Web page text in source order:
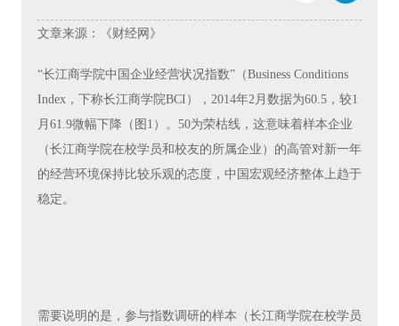
文章来源：《财经网》
“长江商学院中国企业经营状况指数”（Business Conditions
Index，下称长江商学院BCI），2014年2月数据为60.5，较1
月61.9微幅下降（图1）。50为荣枯线，这意味着样本企业
（长江商学院在校学员和校友的所属企业）的高管对新一年
的经营环境保持比较乐观的态度，中国宏观经济整体上趋于
稳定。
需要说明的是，参与指数调研的样本（长江商学院在校学员